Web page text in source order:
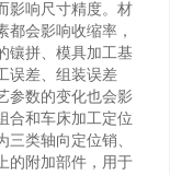
影响尺寸精度。材
都会影响收缩率，
镶拼、模具加工基
误差、组装误差
参数的变化也会影
合和车床加工定位
类轴向定位销、
的附加部件，用于